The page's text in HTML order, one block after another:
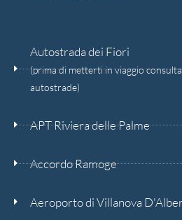
Autostrada dei Fiori
(prima di metterti in viaggio
autostrade)
APT Riviera delle Palme
Accordo Ramoge
Aeroporto di Villanova